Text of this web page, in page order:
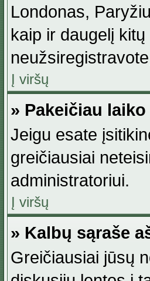
Londonas,
kaip ir daugelį
Į viršų
» Pakeičiau
Jeigu esate
greičiausiai
administratoriui.
Į viršų
» Kalbų sąraše
Greičiausiai jūsų